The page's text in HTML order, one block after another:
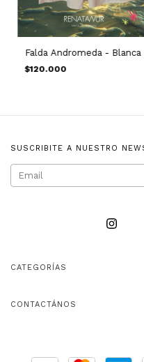
Falda Andromeda - Blanca
$120.000
SUSCRIBITE A NUESTRO
CATEGORÍAS
CONTACTÁNOS